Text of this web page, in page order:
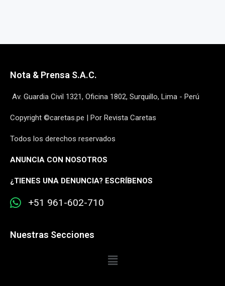
Nota & Prensa S.A.C.
Av. Guardia Civil 1321, Oficina 1802, Surquillo, Lima - Perú
Copyright ©caretas.pe | Por Revista Caretas
Todos los derechos reservados
ANUNCIA CON NOSOTROS
¿TIENES UNA DENUNCIA? ESCRÍBENOS
+51 961-602-710
Nuestras Secciones